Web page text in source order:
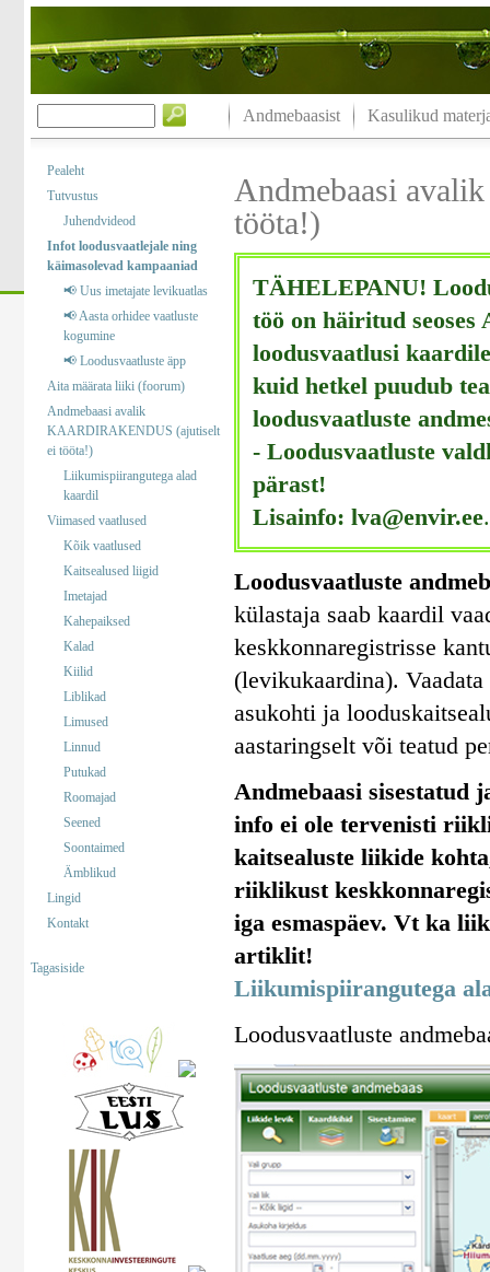
Andmebaasist Kasulikud
Pealeht
Tutvustus
Juhendvideod
Infot loodusvaatlejale ning
käimasolevad kampaaniad
📢 Uus imetajate levikuatlas
📢 Aasta orhidee vaatluste
kogumine
📢 Loodusvaatluste äpp
Aita määrata liiki (foorum)
Andmebaasi avalik
KAARDIRAKENDUS (ajutiselt
ei tööta!)
Liikumispiirangutega alad
kaardil
Viimased vaatlused
Kõik vaatlused
Kaitsealused liigid
Imetajad
Kahepaiksed
Kalad
Kiilid
Liblikad
Limused
Linnud
Putukad
Roomajad
Seened
Soontaimed
Ämblikud
Lingid
Kontakt
Tagasiside
Andmebaasi
tööta!)
TÄHELEPANU!
töö on häiritud seoses
loodusvaatlusi
kuid hetkel puudub
loodusvaatluste
- Loodusvaatluste
pärast!
Lisainfo: lva@envir.ee.
Loodusvaatluste
külastaja saab kaardil
keskkonnaregistrisse
(levikukaardina).
asukohti ja
aastaringselt või teatud
Andmebaasi sisestatud
info ei ole tervenisti
kaitsealuste liikide
riiklikust
iga esmaspäev. Vt ka
artiklit!
Liikumispiirangutega
Loodusvaatluste